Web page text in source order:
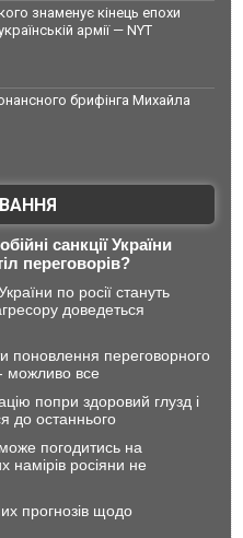
знаменує кінець епохи
армії — NYT
брифінга Михайла
санкції України
переговорів?
по росії стануть
доведеться
поновлення переговорного
можливо все
попри здоровий глузд і
до останнього
погодитись на
намірів росіяни не
прогнозів щодо